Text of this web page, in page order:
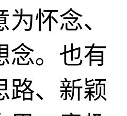
为怀念、
念。也有
路、新颖